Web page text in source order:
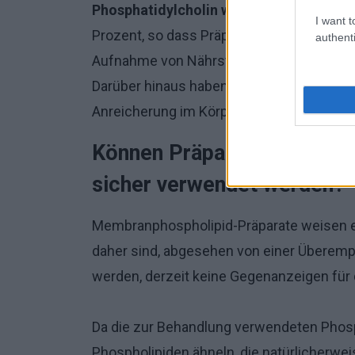
I want
Phosphatidylcholin wird sehr gut aus
Prozent, so dass Präparate, die es
Aufnahme von Nährstoffen aus dem
Darüber hinaus haben Präparate, die sie
Anreicherung im Körper ein hohes
Können Präparate, die
sicher verwendet werden?
Membranphospholipid-Präparate weisen
daher sind, abgesehen von einer
werden, derzeit keine Gegenanzeigen
Da die zur Behandlung verwendeten